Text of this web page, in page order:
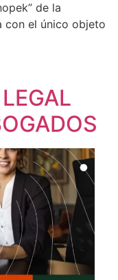
de la
con el único objeto